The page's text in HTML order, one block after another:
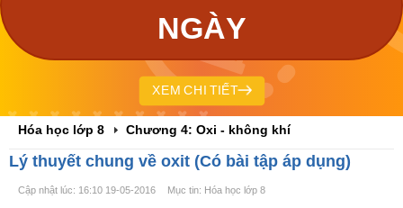
NGÀY
XEM CHI TIẾT
Hóa học lớp 8 Chương 4: Oxi - không khí
Lý thuyết chung về oxit (Có bài tập áp dụng)
Cập nhật lúc: 16:10 19-05-2016 Mục tin: Hóa học lớp 8